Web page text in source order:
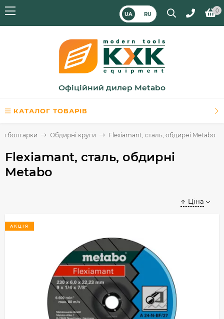
UA RU
0
Офіційний дилер Metabo
КАТАЛОГ ТОВАРІВ
болгарки Обдирні круги Flexiamant, сталь, обдирні Metabo
Flexiamant, сталь, обдирні
Metabo
Ціна
АКЦІЯ